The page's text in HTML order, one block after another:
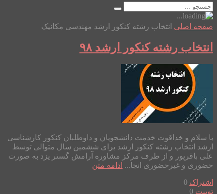
صفحه اصلی انتخاب رشته کنکور ارشد مهندسی مکانیک
انتخاب رشته کنکور ارشد ۹۸
با سلام و خداقوت خدمت دانشجویان و داوطلبان کنکور کارشناسی
ارشد انتخاب رشته کنکور ارشد برای ششمین سال متوالی توسط
علی باقرپور و از طرف مرکز مشاوره آرامش گستر یزد به صورت
حضوری و غیرحضوری انجا... ادامه متن
اشتراک 0
توییت 0